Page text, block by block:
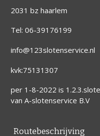
2031 bz haarlem
Tel:06-39176199
info@123slotenservice.nl
kvk:75131307
per 1-8-2022 is
van A-slotenservice B.V
Routebeschrijving